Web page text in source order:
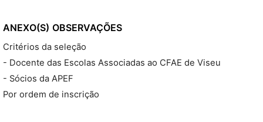
ANEXO(S) OBSERVAÇÕES
Critérios da seleção
- Docente das Escolas Associadas ao CFAE de Viseu
- Sócios da APEF
Por ordem de inscrição